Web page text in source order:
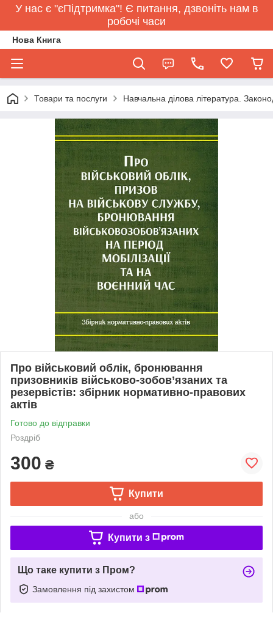
У нас є "єПідтримка"! Є питання, дзвоніть нам в
робочі часи
Нова Книга
Товари та послуги Навчальна ділова література.
Про військовий облік, бронювання
призовників військово-зобов’язаних та
резервістів: збірник нормативно-правових
актів
Готово до відправки
Роздріб
300 ₴
Купити
або
Купити з
Що таке купити з Пром?
Замовлення під захистом